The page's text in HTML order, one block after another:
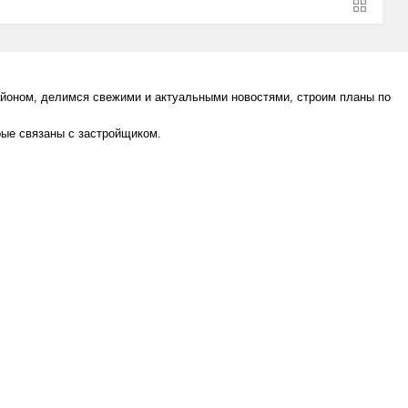
делимся свежими и актуальными новостями, строим планы по
связаны с застройщиком.